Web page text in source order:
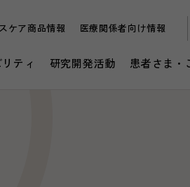
ケア商品情報 医療関係者向け情報
ティ 研究開発活動 患者さま・